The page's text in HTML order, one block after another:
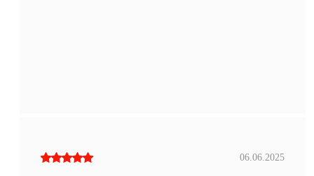
06.06.2025